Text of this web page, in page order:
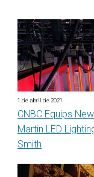
1 de abril de 2021
CNBC Equips
Martin LED
Smith